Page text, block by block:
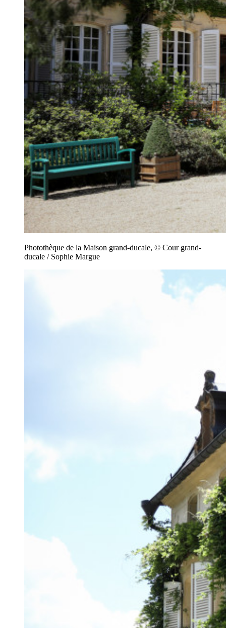
Photothèque de la Maison grand-ducale, © Cour grand-
ducale / Sophie Margue